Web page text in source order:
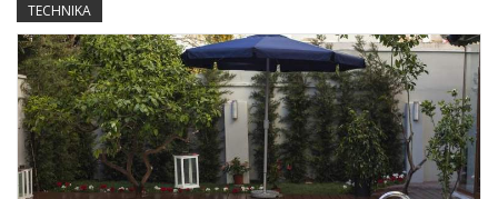
TECHNIKA